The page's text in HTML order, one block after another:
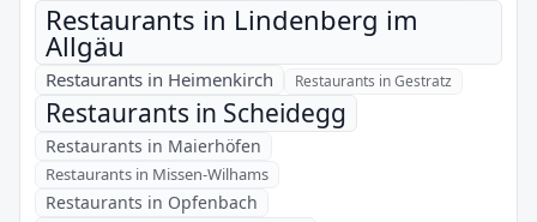
Restaurants in Lindenberg im
Allgäu
Restaurants in Heimenkirch Restaurants in Gestratz
Restaurants in Scheidegg
Restaurants in Maierhöfen
Restaurants in Missen-Wilhams
Restaurants in Opfenbach